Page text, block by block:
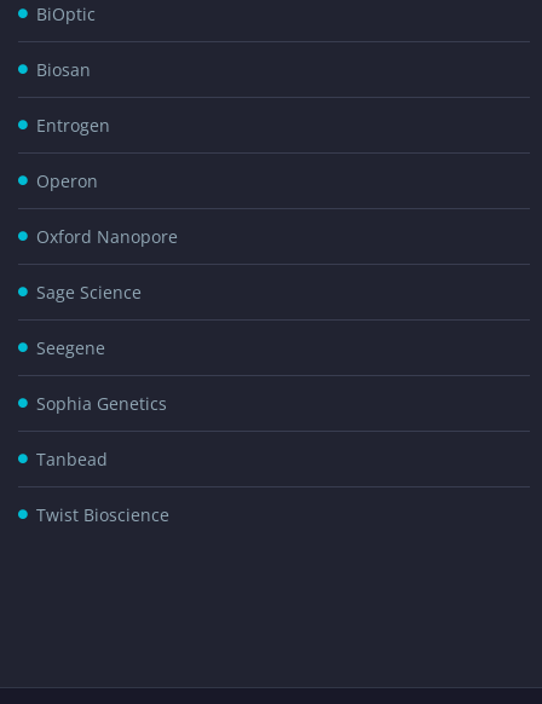
BiOptic
Biosan
Entrogen
Operon
Oxford Nanopore
Sage Science
Seegene
Sophia Genetics
Tanbead
Twist Bioscience